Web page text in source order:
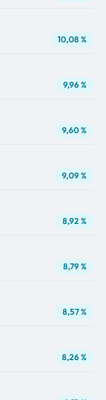
10,08 %
9,96 %
9,60 %
9,09 %
8,92 %
8,79 %
8,57 %
8,26 %